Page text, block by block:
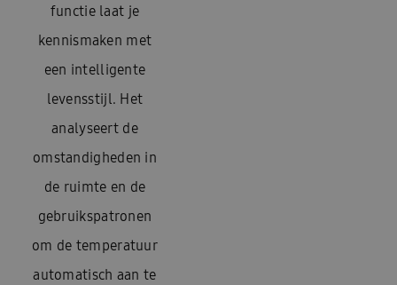
functie laat je
kennismaken met
een intelligente
levensstijl. Het
analyseert de
omstandigheden in
de ruimte en de
gebruikspatronen
om de temperatuur
automatisch aan te